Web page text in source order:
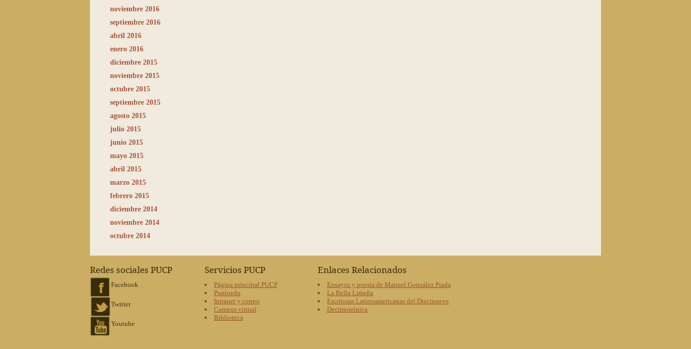
noviembre 2016
septiembre 2016
abril 2016
enero 2016
diciembre 2015
noviembre 2015
octubre 2015
septiembre 2015
agosto 2015
julio 2015
junio 2015
mayo 2015
abril 2015
marzo 2015
febrero 2015
diciembre 2014
noviembre 2014
octubre 2014
Redes sociales PUCP
Facebook
Twitter
Youtube
Servicios PUCP
Página principal PUCP
Puntoedu
Intranet y correo
Campus virtual
Biblioteca
Enlaces Relacionados
Ensayos y poesía de Manuel González Prada
La Bella Limeña
Escritoras Latinoamericanas del Diecinueve
Decimonónica